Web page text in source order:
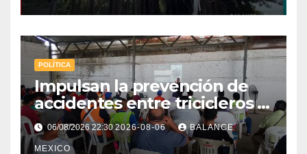
POLÍTICA
Impulsan la prevención de
accidentes entre tricicleros y
mototriciclistas de Tapachula
06/08/2026 22:302026-08-06 BALANCE
MEXICO